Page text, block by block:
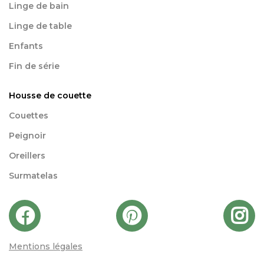
Linge de bain
Linge de table
Enfants
Fin de série
Housse de couette
Couettes
Peignoir
Oreillers
Surmatelas
Mentions légales